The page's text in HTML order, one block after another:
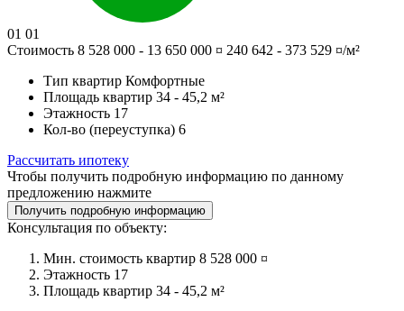
01 01
Стоимость 8 528 000 - 13 650 000 ¤ 240 642 - 373 529 ¤/м²
Тип квартир Комфортные
Площадь квартир 34 - 45,2 м²
Этажность 17
Кол-во (переуступка) 6
Рассчитать ипотеку
Чтобы получить подробную информацию по данному
предложению нажмите
Получить подробную информацию
Консультация по объекту:
Мин. стоимость квартир 8 528 000 ¤
Этажность 17
Площадь квартир 34 - 45,2 м²